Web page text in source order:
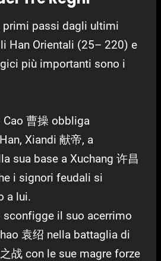
primi passi dagli ultimi
Han Orientali (25– 220) e
più importanti sono i
Cao 曹操 obbliga
Xiandi 献帝, a
sua base a Xuchang 许昌
i signori feudali si
a lui.
sconfigge il suo acerrimo
袁绍 nella battaglia di
战 con le sue magre forze